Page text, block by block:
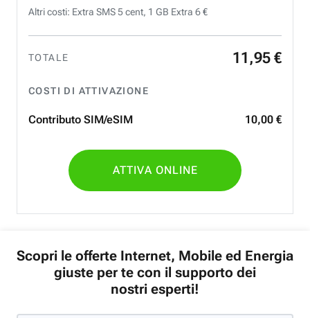
Altri costi: Extra SMS 5 cent, 1 GB Extra 6 €
TOTALE 11 ,95 €
COSTI DI ATTIVAZIONE
Contributo SIM/eSIM 10,00 €
ATTIVA ONLINE
Scopri le offerte Internet, Mobile ed Energia
giuste per te con il supporto dei
nostri esperti!